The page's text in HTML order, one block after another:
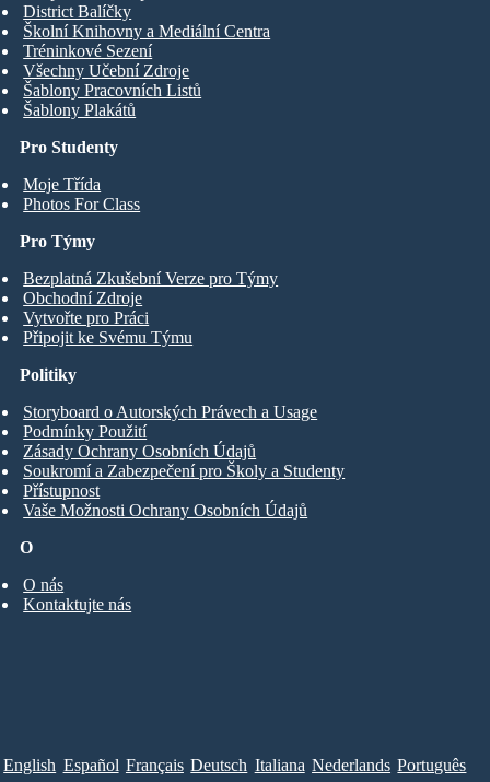
Pro Studenty
Moje Třída
Photos For Class
District Balíčky
Školní Knihovny a Mediální Centra
Tréninkové Sezení
Všechny Učební Zdroje
Šablony Pracovních Listů
Šablony Plakátů
Pro Týmy
Bezplatná Zkušební Verze pro Týmy
Obchodní Zdroje
Vytvořte pro Práci
Připojit ke Svému Týmu
O
O nás
Kontaktujte nás
Politiky
Storyboard o Autorských Právech a Usage
Podmínky Použití
Zásady Ochrany Osobních Údajů
Soukromí a Zabezpečení pro Školy a Studenty
Přístupnost
Vaše Možnosti Ochrany Osobních Údajů
English Español Français Deutsch Italiana Nederlands Português